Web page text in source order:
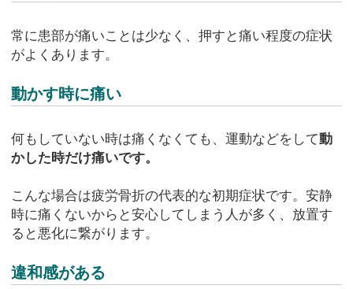
常に患部が痛いことは少なく、押すと痛い程度の症状
がよくあります。
動かす時に痛い
何もしていない時は痛くなくても、運動などをして動
かした時だけ痛いです。
こんな場合は疲労骨折の代表的な初期症状です。安静
時に痛くないからと安心してしまう人が多く、放置す
ると悪化に繋がります。
違和感がある